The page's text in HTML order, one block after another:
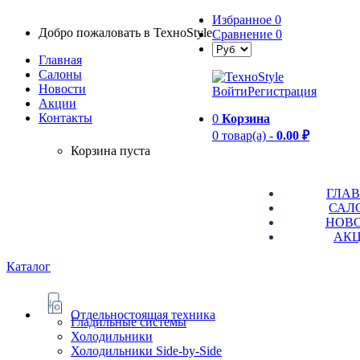
Добро пожаловать в TexноStyle
Главная
Салоны
Новости
Aкции
Контакты
Избранное 0
Сравнение 0
ВойтиРегистрация
0 Корзина
0 товар(а) - 0.00 ₽
Корзина пуста
Каталог
Отдельностоящая техника
Гладильные системы
Холодильники
Холодильники Side-by-Side